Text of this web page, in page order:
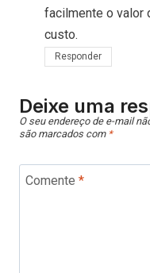
facilmente o valor
custo.
Responder
Deixe uma
O seu endereço de e-mail
são marcados com *
Comente *